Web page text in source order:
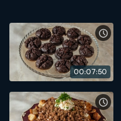
00:07:50